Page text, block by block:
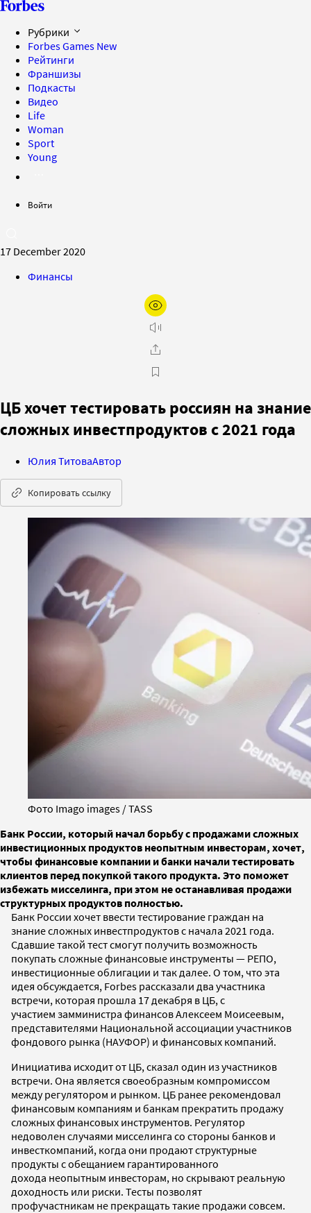
Рубрики
Forbes Games New
Рейтинги
Франшизы
Подкасты
Видео
Life
Woman
Sport
Young
Войти
17 December 2020
Финансы
ЦБ хочет тестировать россиян на знание
сложных инвестпродуктов с 2021 года
Юлия ТитоваАвтор
Копировать ссылку
Фото Imago images / TASS
Банк России, который начал борьбу с продажами сложных
инвестиционных продуктов неопытным инвесторам, хочет,
чтобы финансовые компании и банки начали тестировать
клиентов перед покупкой такого продукта. Это поможет
избежать мисселинга, при этом не останавливая продажи
структурных продуктов полностью.
Банк России хочет ввести тестирование граждан на
знание сложных инвестпродуктов с начала 2021 года.
Сдавшие такой тест смогут получить возможность
покупать сложные финансовые инструменты — РЕПО,
инвестиционные облигации и так далее. О том, что эта
идея обсуждается, Forbes рассказали два участника
встречи, которая прошла 17 декабря в ЦБ, с
участием замминистра финансов Алексеем Моисеевым,
представителями Национальной ассоциации участников
фондового рынка (НАУФОР) и финансовых компаний.
Инициатива исходит от ЦБ, сказал один из участников
встречи. Она является своеобразным компромиссом
между регулятором и рынком. ЦБ ранее рекомендовал
финансовым компаниям и банкам прекратить продажу
сложных финансовых инструментов. Регулятор
недоволен случаями мисселинга со стороны банков и
инвесткомпаний, когда они продают структурные
продукты с обещанием гарантированного
дохода неопытным инвесторам, но скрывают реальную
доходность или риски. Тесты позволят
профучастникам не прекращать такие продажи совсем.